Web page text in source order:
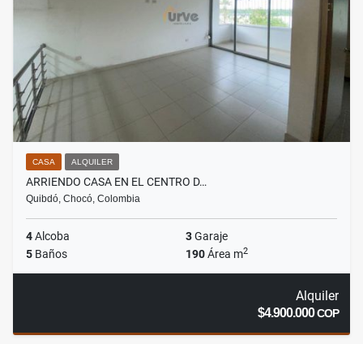
CASA ALQUILER
ARRIENDO CASA EN EL CENTRO D…
Quibdó, Chocó, Colombia
4Alcoba 3Garaje
5 Baños 190Área m2
Alquiler
$4.900.000COP